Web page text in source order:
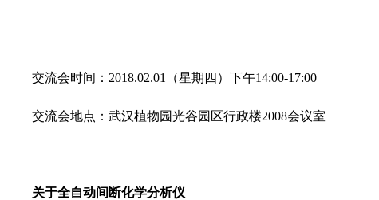
交流会时间：2018.02.01（星期四）下午14:00-17:00
交流会地点：武汉植物园光谷园区行政楼2008会议室
关于全自动间断化学分析仪